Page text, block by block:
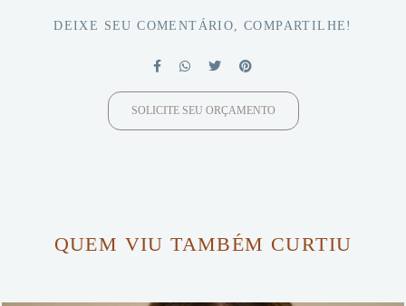
DEIXE SEU COMENTÁRIO, COMPARTILHE!
SOLICITE SEU ORÇAMENTO
QUEM VIU TAMBÉM CURTIU